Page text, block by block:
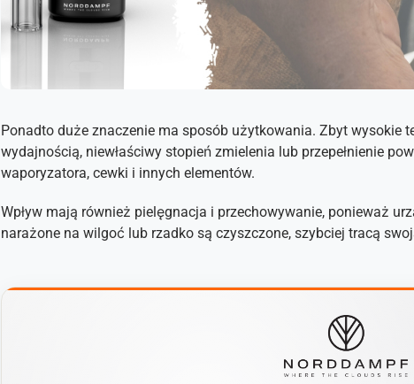
Ponadto duże znaczenie ma sposób użytkowania. Zbyt wysokie
wydajnością, niewłaściwy stopień zmielenia lub przepełnienie
waporyzatora, cewki i innych elementów.
Wpływ mają również pielęgnacja i przechowywanie, ponieważ
narażone na wilgoć lub rzadko są czyszczone, szybciej tracą